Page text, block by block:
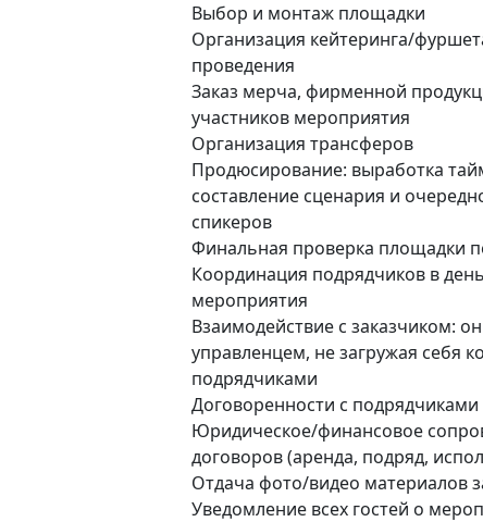
Выбор и монтаж площадки
Организация кейтеринга/
проведения
Заказ мерча, фирменной
участников мероприятия
Организация трансферов
Продюсирование: выработка
составление сценария и
спикеров
Финальная проверка площадки
Координация подрядчиков в
мероприятия
Взаимодействие с заказчиком:
управленцем, не загружая себя
подрядчиками
Договоренности с подрядчиками
Юридическое/финансовое
договоров (аренда, подряд,
Отдача фото/видео материалов
Уведомление всех гостей о